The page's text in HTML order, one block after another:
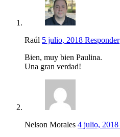
Raúl 5 julio, 2018 Responder
Bien, muy bien Paulina.
Una gran verdad!
Nelson Morales 4 julio, 2018